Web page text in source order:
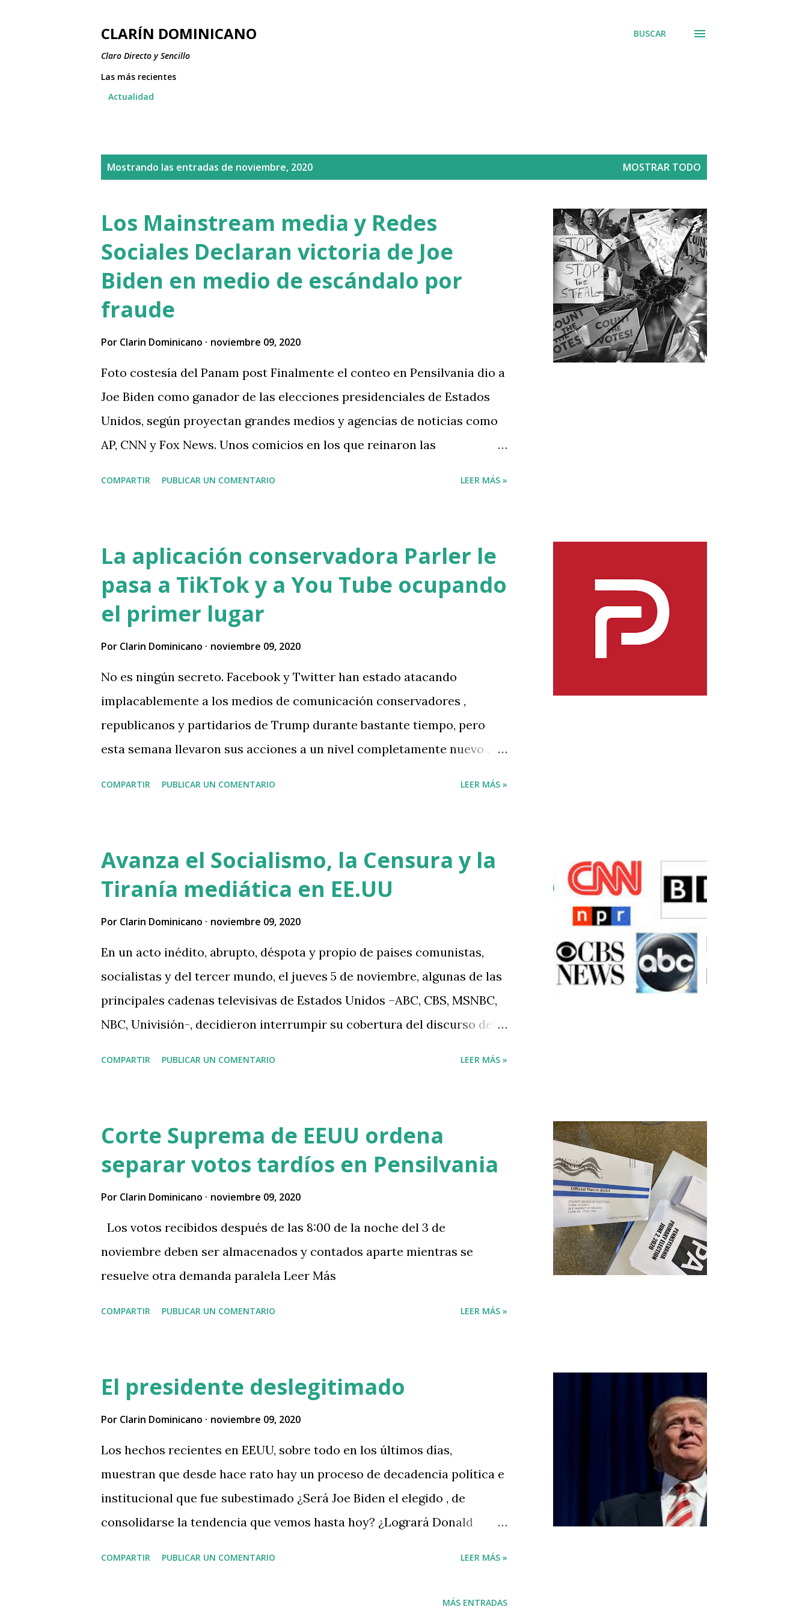
CLARÍN DOMINICANO
Claro Directo y Sencillo
BUSCAR
Las más recientes
Actualidad
Mostrando las entradas de noviembre, 2020 MOSTRAR TODO
Los Mainstream media y Redes
Sociales Declaran victoria de Joe
Biden en medio de escándalo por
fraude
Por Clarin Dominicano noviembre 09, 2020
Foto costesía del Panam post Finalmente el conteo en Pensilvania dio a
Joe Biden como ganador de las elecciones presidenciales de Estados
Unidos, según proyectan grandes medios y agencias de noticias como
AP, CNN y Fox News. Unos comicios en los que reinaron las
COMPARTIR PUBLICAR UN COMENTARIO LEER MÁS »
La aplicación conservadora Parler le
pasa a TikTok y a You Tube ocupando
el primer lugar
Por Clarin Dominicano noviembre 09, 2020
No es ningún secreto. Facebook y Twitter han estado atacando
implacablemente a los medios de comunicación conservadores ,
republicanos y partidarios de Trump durante bastante tiempo, pero
esta semana llevaron sus acciones a un nivel completamente nuevo .
COMPARTIR PUBLICAR UN COMENTARIO LEER MÁS »
Avanza el Socialismo, la Censura y la
Tiranía mediática en EE.UU
Por Clarin Dominicano noviembre 09, 2020
En un acto inédito, abrupto, déspota y propio de paises comunistas,
socialistas y del tercer mundo, el jueves 5 de noviembre, algunas de las
principales cadenas televisivas de Estados Unidos –ABC, CBS, MSNBC,
NBC, Univisión-, decidieron interrumpir su cobertura del discurso del
COMPARTIR PUBLICAR UN COMENTARIO LEER MÁS »
Corte Suprema de EEUU ordena
separar votos tardíos en Pensilvania
Por Clarin Dominicano noviembre 09, 2020
Los votos recibidos después de las 8:00 de la noche del 3 de
noviembre deben ser almacenados y contados aparte mientras se
resuelve otra demanda paralela Leer Más
COMPARTIR PUBLICAR UN COMENTARIO LEER MÁS »
El presidente deslegitimado
Por Clarin Dominicano noviembre 09, 2020
Los hechos recientes en EEUU, sobre todo en los últimos días,
muestran que desde hace rato hay un proceso de decadencia política e
institucional que fue subestimado ¿Será Joe Biden el elegido , de
consolidarse la tendencia que vemos hasta hoy? ¿Logrará Donald
hoy, no lo sabemos. Lo que sí, pase lo que pase, el próximo mandatario,
COMPARTIR PUBLICAR UN COMENTARIO LEER MÁS »
MÁS ENTRADAS